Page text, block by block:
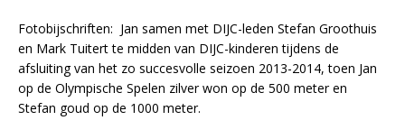
Fotobijschriften: Jan samen met DIJC-leden Stefan Groothuis
en Mark Tuitert te midden van DIJC-kinderen tijdens de
afsluiting van het zo succesvolle seizoen 2013-2014, toen Jan
op de Olympische Spelen zilver won op de 500 meter en
Stefan goud op de 1000 meter.